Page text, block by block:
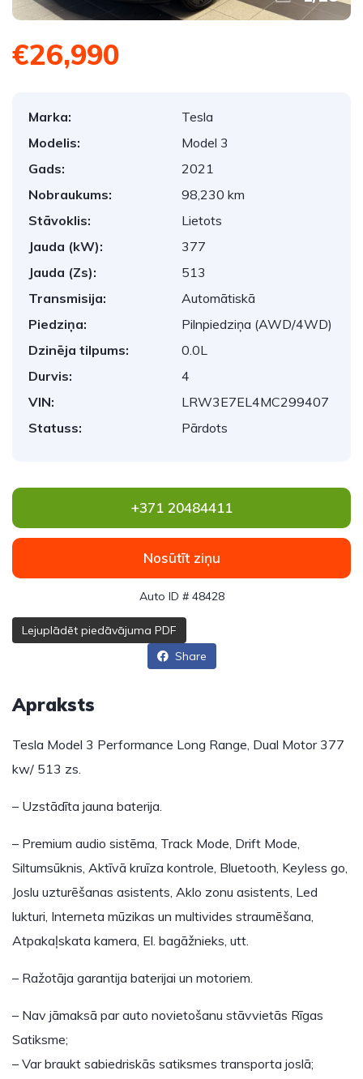
€26,990
Marka:
Tesla
Modelis:
Model 3
Gads:
2021
Nobraukums:
98,230 km
Stāvoklis:
Lietots
Jauda (kW):
377
Jauda (Zs):
513
Transmisija:
Automātiskā
Piedziņa:
Pilnpiedziņa (AWD/4WD)
Dzinēja tilpums:
0.0L
Durvis:
4
VIN:
LRW3E7EL4MC299407
Statuss:
Pārdots
+371 20484411
Nosūtīt ziņu
Auto ID # 48428
Lejuplādēt piedāvājuma PDF
Share
Apraksts
Tesla Model 3 Performance Long Range, Dual Motor 377
kw/ 513 zs.
– Uzstādīta jauna baterija.
– Premium audio sistēma, Track Mode, Drift Mode,
Siltumsūknis, Aktīvā kruīza kontrole, Bluetooth, Keyless go,
Joslu uzturēšanas asistents, Aklo zonu asistents, Led
lukturi, Interneta mūzikas un multivides straumēšana,
Atpakaļskata kamera, El. bagāžnieks, utt.
– Ražotāja garantija baterijai un motoriem.
– Nav jāmaksā par auto novietošanu stāvvietās Rīgas
Satiksme;
– Var braukt sabiedriskās satiksmes transporta joslā;